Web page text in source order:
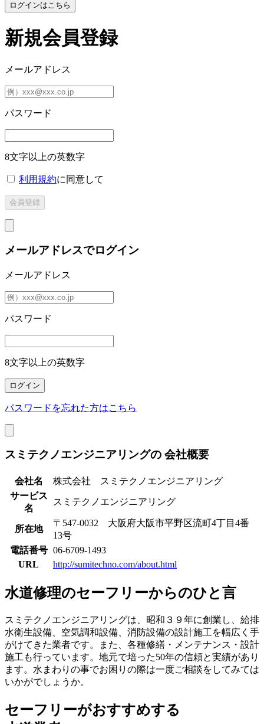
ログインはこちら
新規会員登録
メールアドレス
パスワード
8文字以上の英数字
利用規約に同意して
メールアドレスでログイン
メールアドレス
パスワード
8文字以上の英数字
パスワードを忘れた方はこちら
スミテクノエンジニアリングの 会社概要
会社名
株式会社 スミテクノエンジニアリング
サービス
名
スミテクノエンジニアリング
所在地
〒547-0032 大阪府大阪市平野区流町4丁目4番
13号
電話番号 06-6709-1493
URL
http://sumitechno.com/about.html
水道修理のセーフリーからのひと言
スミテクノエンジニアリングは、昭和３９年に創業し、給排
水衛生設備、空気調和設備、消防設備の設計施工を幅広く手
がけてきた業者です。また、各種修繕・メンテナンス・設計
施工も行っています。地元で培った50年の信頼と実績があり
ます。水まわりの事でお困りの際は一度ご相談をしてみては
いかがでしょうか。
セーフリーがおすすめする